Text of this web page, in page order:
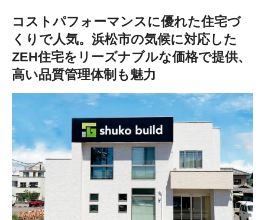
コストパフォーマンスに優れた住宅づ
くりで人気。浜松市の気候に対応した
ZEH住宅をリーズナブルな価格で提供、
高い品質管理体制も魅力